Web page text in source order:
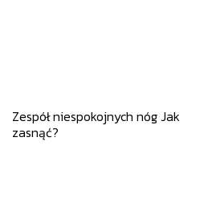
Zespół niespokojnych nóg Jak
zasnąć?